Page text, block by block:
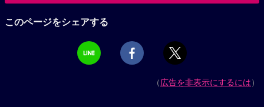
このページをシェアする
（広告を非表示にするには）